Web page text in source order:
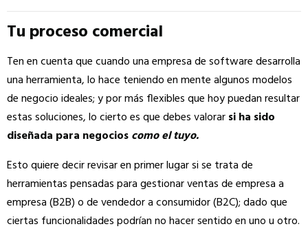
Tu proceso comercial
Ten en cuenta que cuando una empresa de software desarrolla
una herramienta, lo hace teniendo en mente algunos modelos
de negocio ideales; y por más flexibles que hoy puedan resultar
estas soluciones, lo cierto es que debes valorarsi ha sido
diseñada para negocioscomo el tuyo.
Esto quiere decir revisar en primer lugar si se trata de
herramientas pensadas para gestionar ventas de empresa a
empresa(B2B) o de vendedor a consumidor (B2C); dado que
ciertas funcionalidades podrían no hacer sentido en uno u otro.